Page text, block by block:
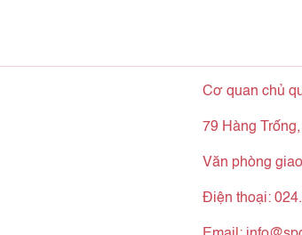
Cơ quan chủ
79 Hàng
Văn phòng
Điện thoại: